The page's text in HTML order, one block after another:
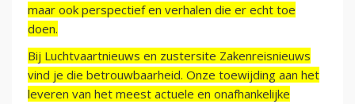
maar ook perspectief en verhalen die er echt toe
doen.
Bij Luchtvaartnieuws en zustersite Zakenreisnieuws
vind je die betrouwbaarheid. Onze toewijding aan het
leveren van het meest actuele en onafhankelijke